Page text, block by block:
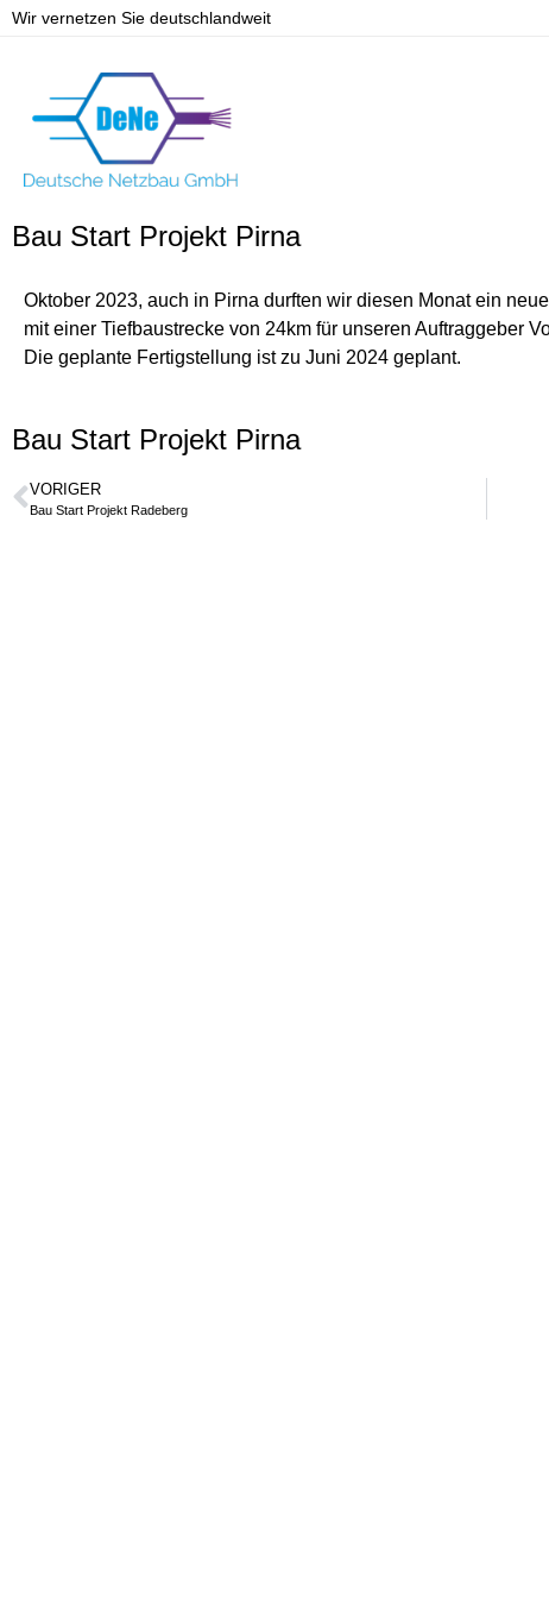
Wir vernetzen Sie deutschlandweit
Bau Start Projekt Pirna
Oktober 2023, auch in Pirna durften wir diesen Monat ein
mit einer Tiefbaustrecke von 24km für unseren Auftraggeber
Die geplante Fertigstellung ist zu Juni 2024 geplant.
Bau Start Projekt Pirna
VORIGER
Bau Start Projekt Radeberg